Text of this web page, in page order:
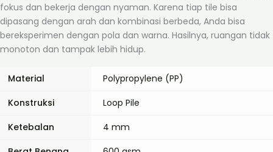
fokus dan bekerja dengan nyaman. Karena tiap tile bisa
dipasang dengan arah dan kombinasi berbeda, Anda bisa
bereksperimen dengan pola dan warna. Hasilnya, ruangan tidak
monoton dan tampak lebih hidup.
Material
Polypropylene (PP)
Konstruksi
Loop Pile
Ketebalan
4 mm